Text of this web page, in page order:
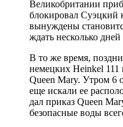
Великобритании
блокировал Суэцкий
вынуждены
ждать несколько
В то же время,
немецких Heinkel 111
Queen Mary. Утром 6
еще искали ее
дал приказ Queen
безопасные воды